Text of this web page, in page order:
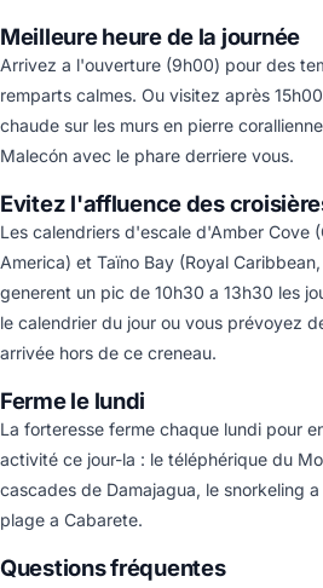
Meilleure heure de la journée
Arrivez a l'ouverture (9h00) pour des
remparts calmes. Ou visitez après
chaude sur les murs en pierre
Malecón avec le phare derriere vous.
Evitez l'affluence des
Les calendriers d'escale d'Amber Cove
America) et Taïno Bay (Royal
generent un pic de 10h30 a 13h30 les
le calendrier du jour ou vous prévoyez
arrivée hors de ce creneau.
Ferme le lundi
La forteresse ferme chaque lundi pour
activité ce jour-la : le téléphérique du
cascades de Damajagua, le snorkeling
plage a Cabarete.
Questions fréquentes